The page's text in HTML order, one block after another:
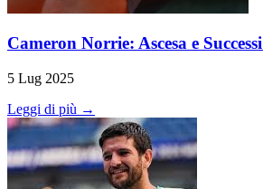
Cameron Norrie: Ascesa e
5 Lug 2025
Leggi di più →